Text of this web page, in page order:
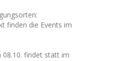
finden die Events im
08.10. findet statt im